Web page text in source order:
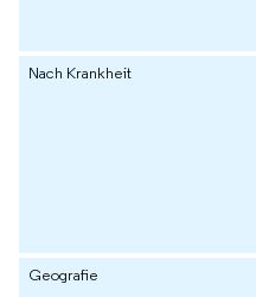
Nach Krankheit
Geografie